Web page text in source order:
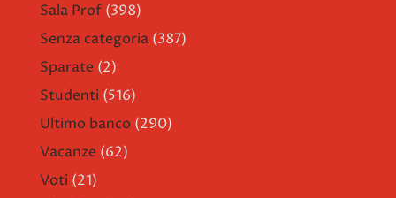
Sala Prof (398)
Senza categoria (387)
Sparate (2)
Studenti (516)
Ultimo banco (290)
Vacanze (62)
Voti (21)